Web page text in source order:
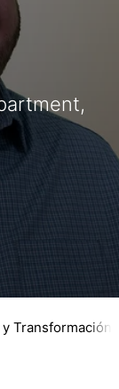
Transformación